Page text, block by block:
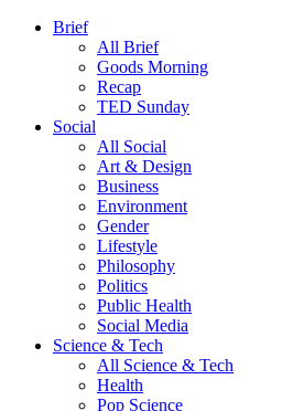
Brief
All Brief
Goods Morning
Recap
TED Sunday
Social
All Social
Art & Design
Business
Environment
Gender
Lifestyle
Philosophy
Politics
Public Health
Social Media
Science & Tech
All Science & Tech
Health
Pop Science